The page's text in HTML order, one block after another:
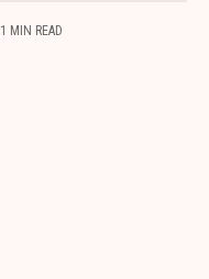
1 MIN READ